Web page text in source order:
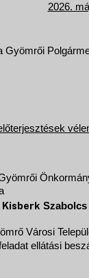
2026.
Gyömrői
Kisberk
Városi
ellátási